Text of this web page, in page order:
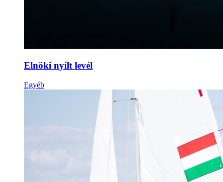
Elnöki nyílt levél
Egyéb